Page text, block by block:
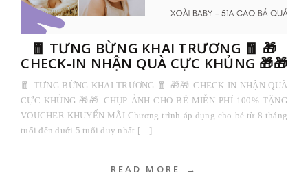
🧧 TƯNG BỪNG KHAI TRƯƠNG 🧧 🎁
CHECK-IN NHẬN QUÀ CỰC KHỦNG 🎁🎁
🧧 TƯNG BỪNG KHAI TRƯƠNG 🧧 🎁🎁 CHECK-IN NHẬN QUÀ
CỰC KHỦNG 🎁🎁 CHỤP ẢNH CHO BÉ MIỄN PHÍ 100% TẶNG
VOUCHER KHUYẾN MÃI Chương trình áp dụng cho bé từ 8 tháng
tuổi đến dưới 5 tuổi duy nhất […]
READ MORE